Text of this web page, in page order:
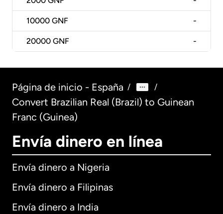
10000 GNF -
20000 GNF -
Página de inicio - España / /
Convert Brazilian Real (Brazil) to Guinean
Franc (Guinea)
Envía dinero en línea
Envía dinero a Nigeria
Envía dinero a Filipinas
Envía dinero a India